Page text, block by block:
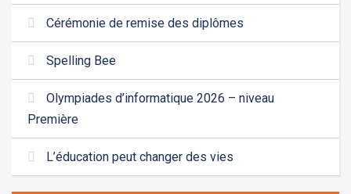
Cérémonie de remise des diplômes
Spelling Bee
Olympiades d’informatique 2026 – niveau
Première
L’éducation peut changer des vies